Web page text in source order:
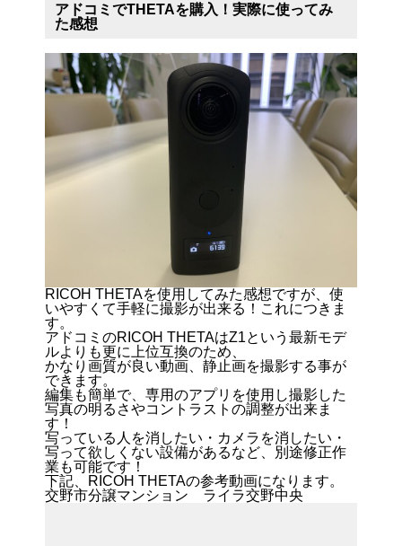
アドコミでTHETAを購入！実際に使ってみ
た感想
RICOH THETAを使用してみた感想ですが、使
いやすくて手軽に撮影が出来る！これにつきま
す。
アドコミのRICOH THETAはZ1という最新モデ
ルよりも更に上位互換のため、
かなり画質が良い動画、静止画を撮影する事が
できます。
編集も簡単で、専用のアプリを使用し撮影した
写真の明るさやコントラストの調整が出来ま
す！
写っている人を消したい・カメラを消したい・
写って欲しくない設備があるなど、別途修正作
業も可能です！
下記、RICOH THETAの参考動画になります。
交野市分譲マンション ライラ交野中央